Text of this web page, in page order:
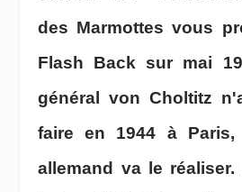
des Marmottes vous
Flash Back sur mai
général von Choltitz
faire en 1944 à Paris,
allemand va le